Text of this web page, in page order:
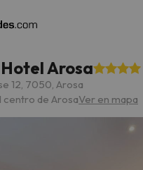
Arosa
12, 7050, Arosa
centro de ArosaVer en mapa